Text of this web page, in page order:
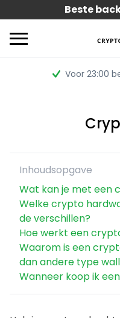
Beste
Voor 23:00
Inhoudsopgave
Wat kan je met een
Welke crypto
de verschillen?
Hoe werkt een
Waarom is een
dan andere type
Wanneer koop ik